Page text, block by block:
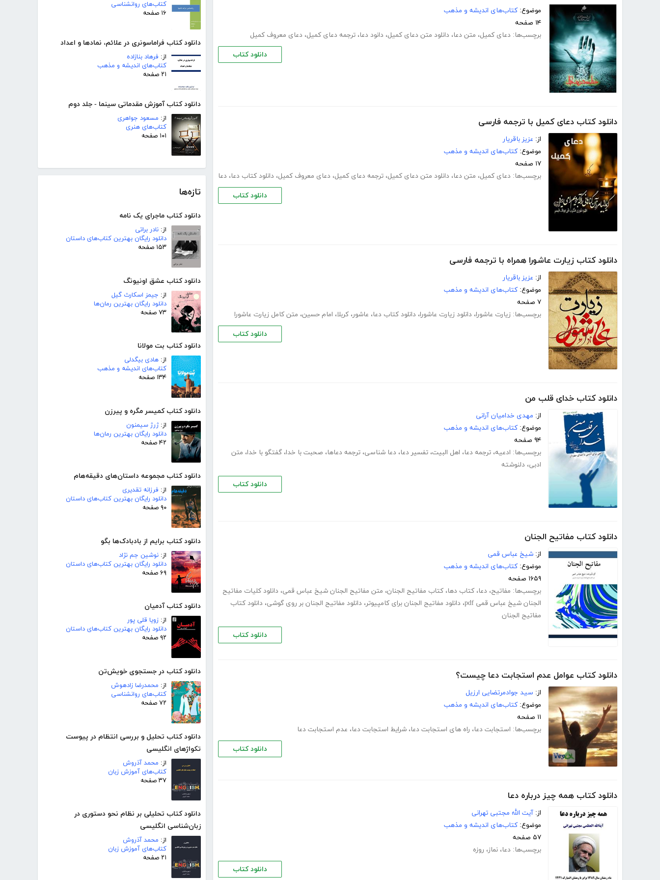
کتاب‌های روانشناسی
۱۶ صفحه
دانلود کتاب فراماسونری در علائم، نمادها و اعداد
از: فرهاد بنازاده
کتاب‌های اندیشه و مذهب
۲۱ صفحه
دانلود کتاب آموزش مقدماتی سینما - جلد دوم
از: مسعود جواهری
کتاب‌های هنری
۱۰۱ صفحه
تازه‌ها
دانلود کتاب ماجرای یک نامه
از: نادر براتی
دانلود رایگان بهترین کتاب‌های داستان
۱۵۳ صفحه
دانلود کتاب عشق اونیونگ
از: جیمز اسکارث گیل
دانلود رایگان بهترین رمان‌ها
۷۳ صفحه
دانلود کتاب بت مولانا
از: هادی بیگدلی
کتاب‌های اندیشه و مذهب
۱۳۴ صفحه
دانلود کتاب کمیسر مگره و پیرزن
از:ژرژ سیمنون
دانلود رایگان بهترین رمان‌ها
۴۲ صفحه
دانلود کتاب مجموعه داستان‌های دقیقه‌هام
از: فرزانه تقدیری
دانلود رایگان بهترین کتاب‌های داستان
۹۰ صفحه
دانلود کتاب برایم از بادبادک‌ها بگو
از: نوشین جم نژاد
دانلود رایگان بهترین کتاب‌های داستان
۶۹ صفحه
دانلود کتاب آدمیان
از: زویا قلی پور
دانلود رایگان بهترین کتاب‌های داستان
۹۲ صفحه
دانلود کتاب در جستجوی خویش‌تن
از: محمدرضا زادهوش
کتاب‌های روانشناسی
۷۲ صفحه
دانلود کتاب تحلیل و بررسی انتظام در پیوست
تکواژهای انگلیسی
از: محمد آذروش
کتاب‌های آموزش زبان
۳۷ صفحه
دانلود کتاب تحلیلی بر نظام نحو دستوری در
زبان‌شناسی انگلیسی
از: محمد آذروش
کتاب‌های آموزش زبان
۲۱ صفحه
موضوع: کتاب‌های اندیشه و مذهب
۱۴ صفحه
برچسب‌ها: دعای کمیل، متن دعا، دانلود متن دعای کمیل، دانود دعا، ترجمه دعای کمیل، دعای معروف کمیل
دانلود کتاب
دانلود کتاب دعای کمیل با ترجمه فارسی
از: عزیز باقریار
موضوع: کتاب‌های اندیشه و مذهب
۱۷ صفحه
برچسب‌ها: دعای کمیل، متن دعا، دانلود متن دعای کمیل، ترجمه دعای کمیل، دعای معروف کمیل، دانلود کتاب دعا، دعا
دانلود کتاب
دانلود کتاب زیارت عاشورا همراه با ترجمه فارسی
از: عزیز باقریار
موضوع: کتاب‌های اندیشه و مذهب
۷ صفحه
برچسب‌ها: زیارت عاشورا، دانلود زیارت عاشورا، دانلود کتاب دعا، عاشور، کربلا، امام حسین، متن کامل زیارت عاشورا
دانلود کتاب
دانلود کتاب خدای قلب من
از: مهدی خدامیان آرانی
موضوع: کتاب‌های اندیشه و مذهب
۹۴ صفحه
برچسب‌ها: ادعیه، ترجمه دعا، اهل البیت، تفسیر دعا، دعا شناسی، ترجمه دعاها، صحبت با خدا، گفتگو با خدا، متن
ادبی، دلنوشته
دانلود کتاب
دانلود کتاب مفاتیح الجنان
از: شیخ عباس قمی
موضوع: کتاب‌های اندیشه و مذهب
۱۶۵۹ صفحه
برچسب‌ها: مفاتیح، دعا، کتاب دها، کتاب مفاتیح الجنان، متن مفاتیح الجنان شیخ عباس قمی، دانلود کلیات مفاتیح
الجنان شیخ عباس قمی pdf
، دانلود مفاتیح الجنان برای کامپیوتر، دانلود مفاتیح الجنان بر روی گوشی، دانلود کتاب
مفاتیح الجنان
دانلود کتاب
دانلود کتاب عوامل عدم استجابت دعا چیست؟
از: سید جوادمرتضایی ارزیل
موضوع: کتاب‌های اندیشه و مذهب
۱۱ صفحه
برچسب‌ها: استجابت دعا، راه های استجابت دعا، شرایط استجابت دعا، عدم استجابت دعا
دانلود کتاب
دانلود کتاب همه چیز درباره دعا
از: آیت الله مجتبی تهرانی
موضوع: کتاب‌های اندیشه و مذهب
۵۷ صفحه
برچسب‌ها: دعا، نماز، روزه
دانلود کتاب